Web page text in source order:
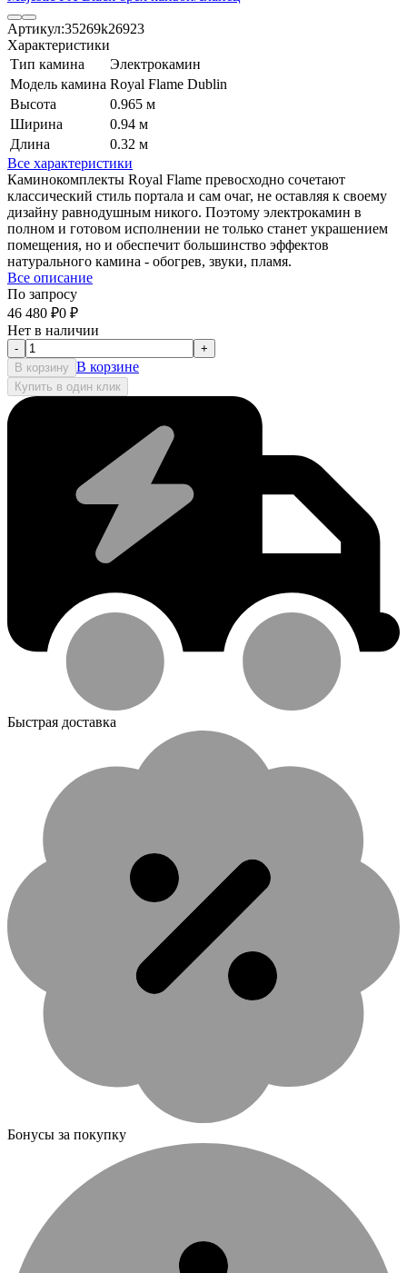
Артикул:35269k26923
Характеристики
Тип камина
Электрокамин
Модель камина Royal Flame Dublin
Высота
0.965 м
Ширина
0.94 м
Длина
0.32 м
Все характеристики
Каминокомплекты Royal Flame превосходно сочетают
классический стиль портала и сам очаг, не оставляя к своему
дизайну равнодушным никого. Поэтому электрокамин в
полном и готовом исполнении не только станет украшением
помещения, но и обеспечит большинство эффектов
натурального камина - обогрев, звуки, пламя.
Все описание
По запросу
46 480 ₽0 ₽
Нет в наличии
-
+
В корзину В корзине
Купить в один клик
Быстрая доставка
Бонусы за покупку